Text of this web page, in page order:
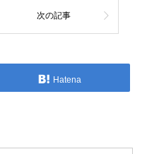
次の記事
Hatena